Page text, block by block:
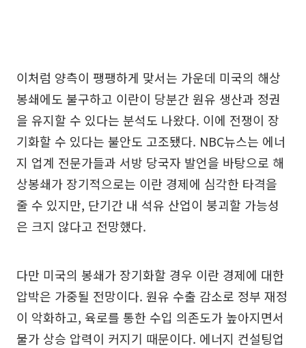
이처럼 양측이 팽팽하게 맞서는 가운데 미국의 해상
봉쇄에도 불구하고 이란이 당분간 원유 생산과 정권
을 유지할 수 있다는 분석도 나왔다. 이에 전쟁이 장
기화할 수 있다는 불안도 고조됐다. NBC뉴스는 에너
지 업계 전문가들과 서방 당국자 발언을 바탕으로 해
상봉쇄가 장기적으로는 이란 경제에 심각한 타격을
줄 수 있지만, 단기간 내 석유 산업이 붕괴할 가능성
은 크지 않다고 전망했다.
다만 미국의 봉쇄가 장기화할 경우 이란 경제에 대한
압박은 가중될 전망이다. 원유 수출 감소로 정부 재정
이 악화하고, 육로를 통한 수입 의존도가 높아지면서
물가 상승 압력이 커지기 때문이다. 에너지 컨설팅업